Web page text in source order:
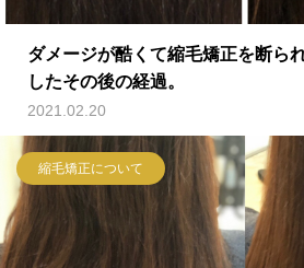
ダメージが酷くて縮毛矯正を断ら
したその後の経過。
2021.02.20
縮毛矯正について